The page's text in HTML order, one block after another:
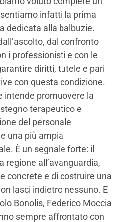
infatti la prima
dedicata alla balbuzie.
dal confronto
i professionisti e con le
diritti, tutele e pari
con questa condizione.
intende promuovere la
terapeutico e
del personale
una più ampia
È un segnale forte: il
regione all’avanguardia,
concrete e di costruire una
lasci indietro nessuno. E
Bonolis, Federico Moccia
sempre affrontato con